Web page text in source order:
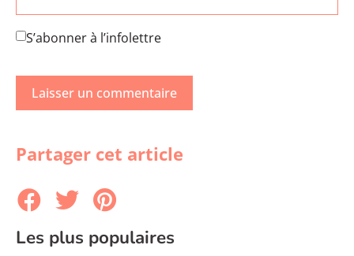
S’abonner à l’infolettre
Partager cet article
Les plus populaires